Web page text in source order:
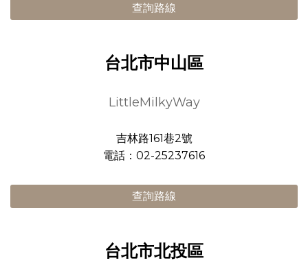
查詢路線
台北市中山區
LittleMilkyWay
吉林路161巷2號
電話：02-25237616
查詢路線
台北市北投區